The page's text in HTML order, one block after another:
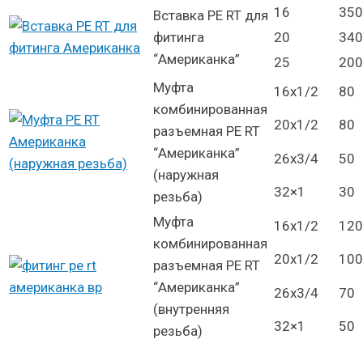
Вставка PE RT для
фитинга
“Американка”
16
350
20
340
25
200
Муфта
комбинированная
разъемная PE RT
“Американка”
(наружная
резьба)
16х1/2 80
20х1/2 80
26х3/4 50
32×1
30
Муфта
комбинированная
разъемная PE RT
“Американка”
(внутренняя
резьба)
16х1/2 120
20х1/2 100
26х3/4 70
32×1
50